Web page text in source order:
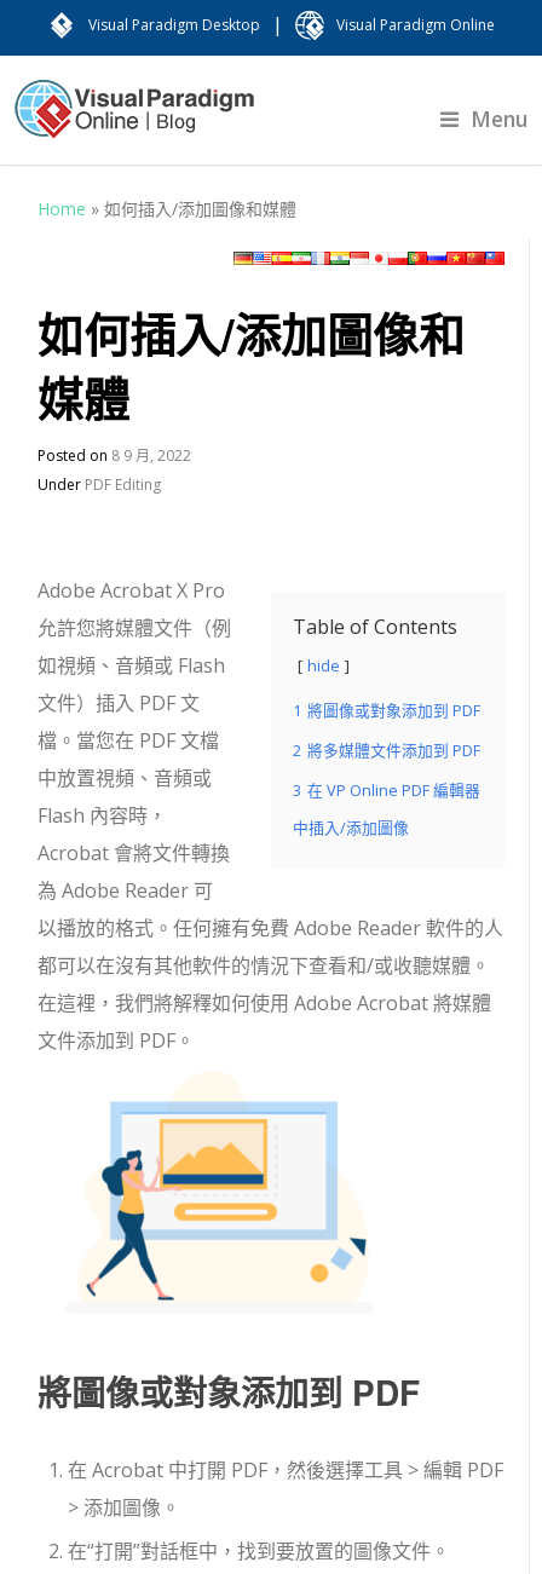
Visual Paradigm Desktop | Visual Paradigm Online
Menu
Home »如何插入/添加圖像和媒體
如何插入/添加圖像和
媒體
Posted on 8 9 月, 2022
Under PDF Editing
Table of Contents
hide
1 將圖像或對象添加到 PDF
2 將多媒體文件添加到 PDF
3 在 VP Online PDF 編輯器
中插入/添加圖像
Adobe Acrobat X Pro
允許您將媒體文件（例
如視頻、音頻或 Flash
文件）插入 PDF 文
檔。當您在 PDF 文檔
中放置視頻、音頻或
Flash 內容時，
Acrobat 會將文件轉換
為 Adob​​e Reader 可
以播放的格式。任何擁有免費 Adob​​e Reader 軟件的人
都可以在沒有其他軟件的情況下查看和/或收聽媒體。
在這裡，我們將解釋如何使用 Adob​​e Acrobat 將媒體
文件添加到 PDF。
將圖像或對象添加到 PDF
在 Acrobat 中打開 PDF，然後選擇工具 > 編輯 PDF
> 添加圖像。
在“打開”對話框中，找到要放置的圖像文件。